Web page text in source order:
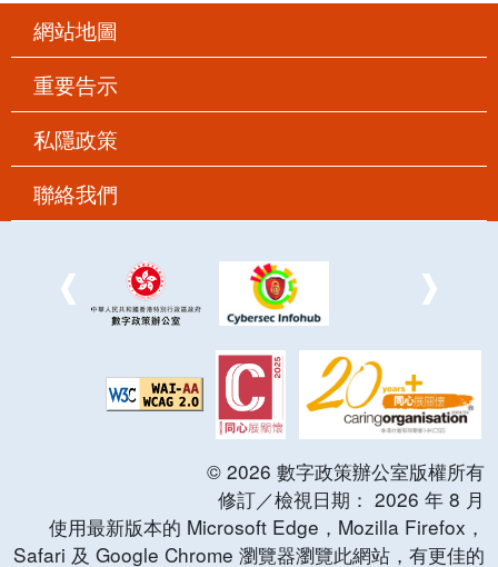
網站地圖
重要告示
私隱政策
聯絡我們
© 2026 數字政策辦公室版權所有
修訂／檢視日期： 2026 年 8 月
使用最新版本的 Microsoft Edge，Mozilla Firefox，
Safari 及 Google Chrome 瀏覽器瀏覽此網站，有更佳的